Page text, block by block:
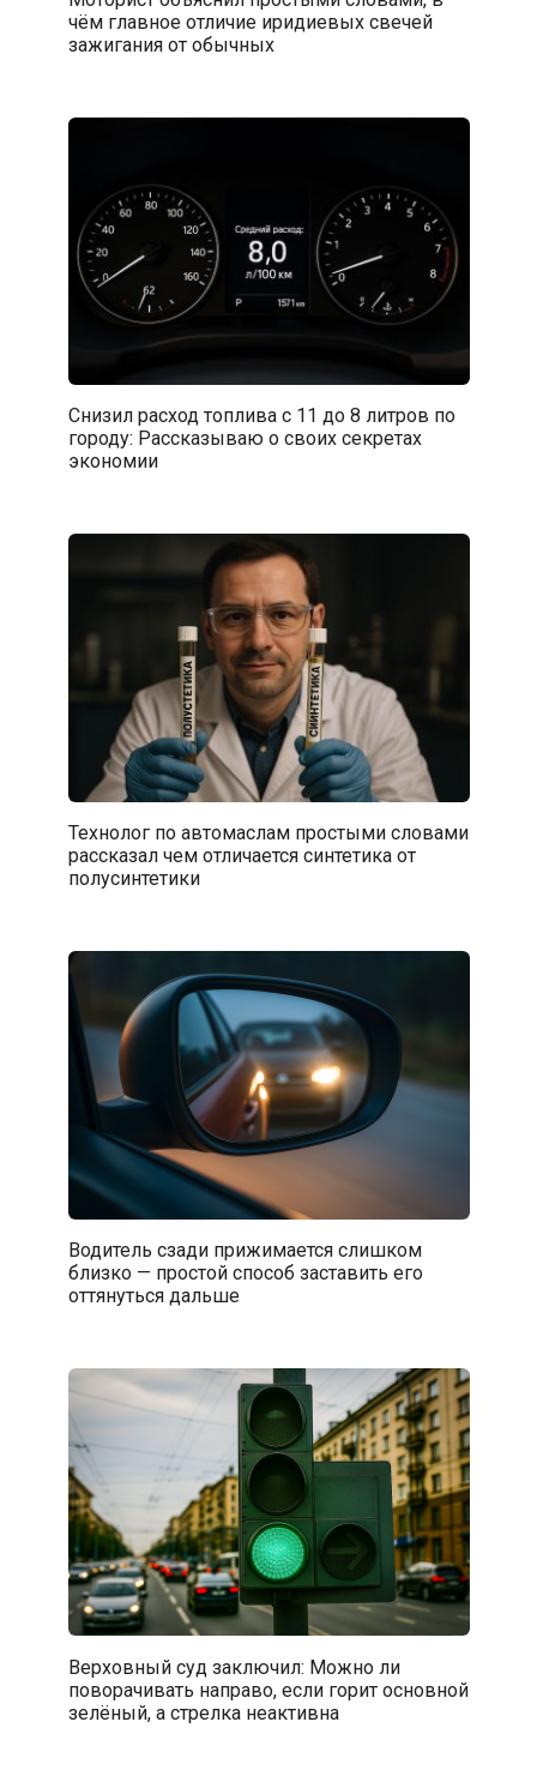
чём главное отличие иридиевых свечей
зажигания от обычных
Снизил расход топлива с 11 до 8 литров по
городу: Рассказываю о своих секретах
экономии
Технолог по автомаслам простыми словами
рассказал чем отличается синтетика от
полусинтетики
Водитель сзади прижимается слишком
близко — простой способ заставить его
оттянуться дальше
Верховный суд заключил: Можно ли
поворачивать направо, если горит основной
зелёный, а стрелка неактивна